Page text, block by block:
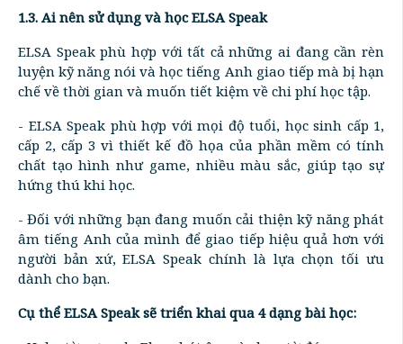
1.3. Ai nên sử dụng và học ELSA Speak
ELSA Speak phù hợp với tất cả những ai đang cần rèn
luyện kỹ năng nói và học tiếng Anh giao tiếp mà bị hạn
chế về thời gian và muốn tiết kiệm về chi phí học tập.
- ELSA Speak phù hợp với mọi độ tuổi, học sinh cấp 1,
cấp 2, cấp 3 vì thiết kế đồ họa của phần mềm có tính
chất tạo hình như game, nhiều màu sắc, giúp tạo sự
hứng thú khi học.
- Đối với những bạn đang muốn cải thiện kỹ năng phát
âm tiếng Anh của mình để giao tiếp hiệu quả hơn với
người bản xứ, ELSA Speak chính là lựa chọn tối ưu
dành cho bạn.
Cụ thể ELSA Speak sẽ triển khai qua 4 dạng bài học: